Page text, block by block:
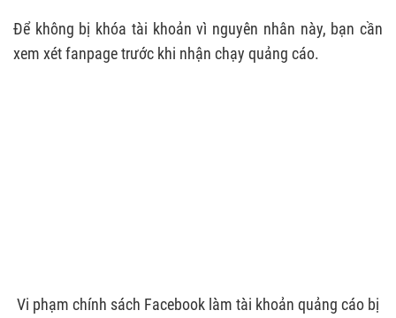
Để không bị khóa tài khoản vì nguyên nhân này, bạn cần
xem xét fanpage trước khi nhận chạy quảng cáo.
Vi phạm chính sách Facebook làm tài khoản quảng cáo bị